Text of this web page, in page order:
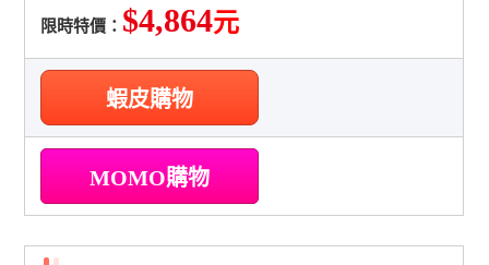
限時特價： $4,864元
蝦皮購物
MOMO購物